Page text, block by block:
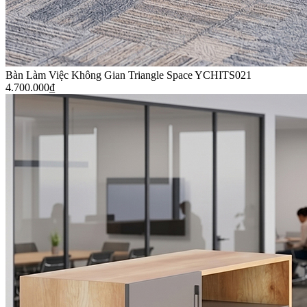
Bàn Làm Việc Không Gian Triangle Space YCHITS021
4.700.000₫